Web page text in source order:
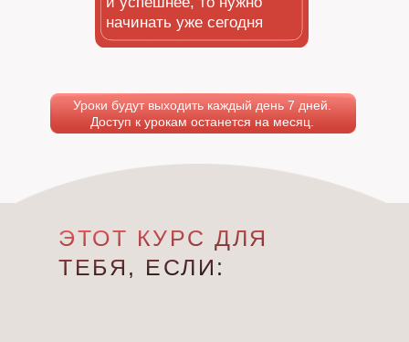
начинать уже сегодня
Уроки будут выходить каждый день 7 дней.
Доступ к урокам останется на месяц.
ЭТОТ КУРС ДЛЯ
ТЕБЯ, ЕСЛИ: